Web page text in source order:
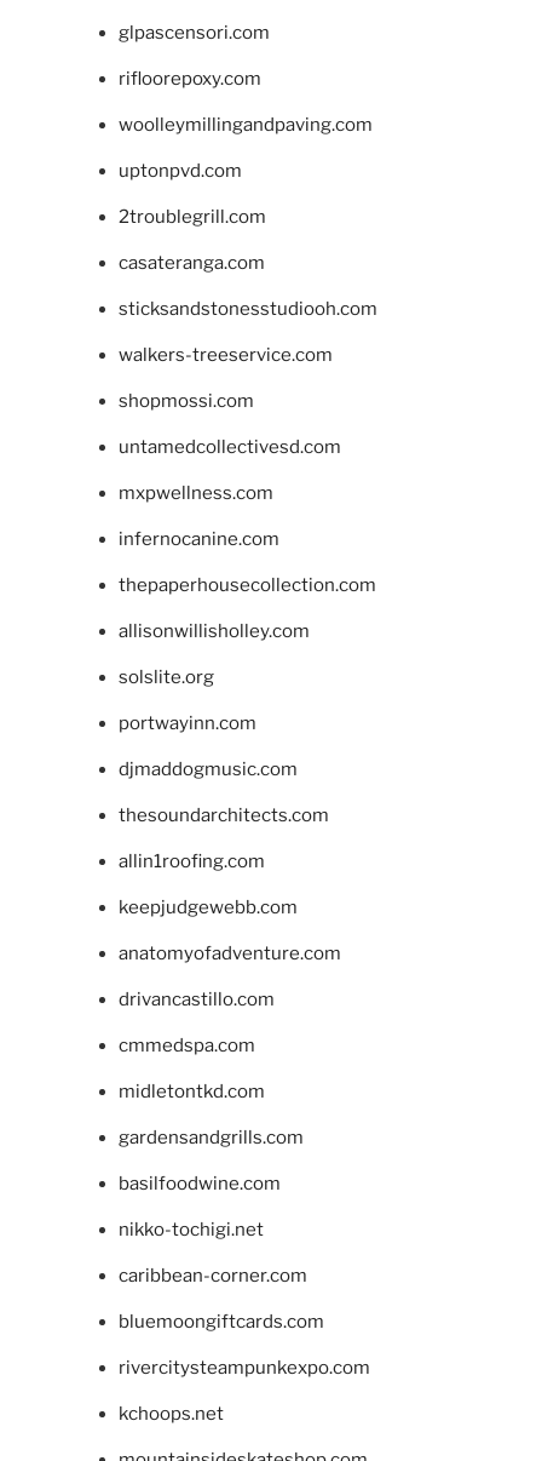
glpascensori.com
rifloorepoxy.com
woolleymillingandpaving.com
uptonpvd.com
2troublegrill.com
casateranga.com
sticksandstonesstudiooh.com
walkers-treeservice.com
shopmossi.com
untamedcollectivesd.com
mxpwellness.com
infernocanine.com
thepaperhousecollection.com
allisonwillisholley.com
solslite.org
portwayinn.com
djmaddogmusic.com
thesoundarchitects.com
allin1roofing.com
keepjudgewebb.com
anatomyofadventure.com
drivancastillo.com
cmmedspa.com
midletontkd.com
gardensandgrills.com
basilfoodwine.com
nikko-tochigi.net
caribbean-corner.com
bluemoongiftcards.com
rivercitysteampunkexpo.com
kchoops.net